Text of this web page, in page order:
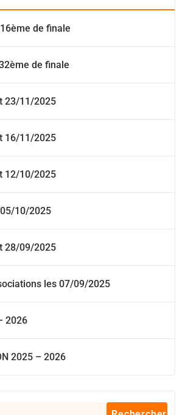
de finale
de finale
23/11/2025
16/11/2025
12/10/2025
10/2025
28/09/2025
les 07/09/2025
2026
2025 – 2026